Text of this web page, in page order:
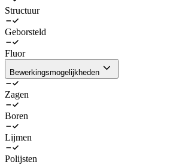
Structuur
Geborsteld
Fluor
Bewerkingsmogelijkheden
Zagen
Boren
Lijmen
Polijsten